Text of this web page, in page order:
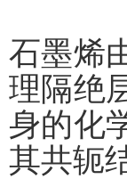
石墨烯
理隔绝
身的化
其共轭